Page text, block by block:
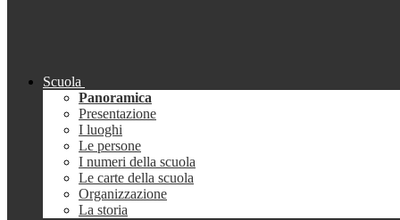
Scuola
Panoramica
Presentazione
I luoghi
Le persone
I numeri della scuola
Le carte della scuola
Organizzazione
La storia